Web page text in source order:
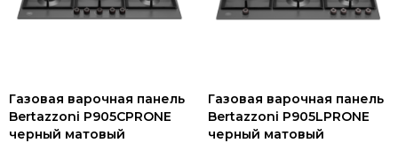
Газовая варочная панель
Bertazzoni P905СPRONE
черный матовый
Газовая варочная панель
Bertazzoni P905LPRONE
черный матовый